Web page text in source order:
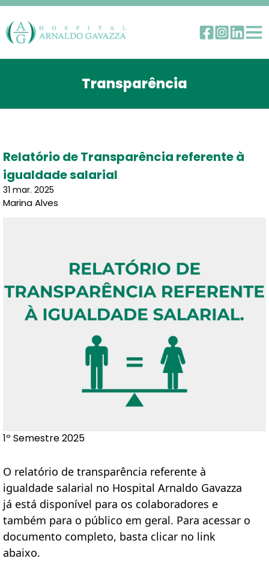
Transparência
Relatório de Transparência referente à
igualdade salarial
31 mar. 2025
Marina Alves
1º Semestre 2025
O relatório de transparência referente à
igualdade salarial no Hospital Arnaldo Gavazza
já está disponível para os colaboradores e
também para o público em geral. Para acessar o
documento completo, basta clicar no link
abaixo.